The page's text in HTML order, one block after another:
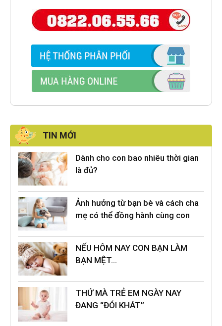
TIN MỚI
Dành cho con bao nhiêu thời gian
là đủ?
Ảnh hưởng từ bạn bè và cách cha
mẹ có thể đồng hành cùng con
NẾU HÔM NAY CON BẠN LÀM
BẠN MỆT…
THỨ MÀ TRẺ EM NGÀY NAY
ĐANG “ĐÓI KHÁT”